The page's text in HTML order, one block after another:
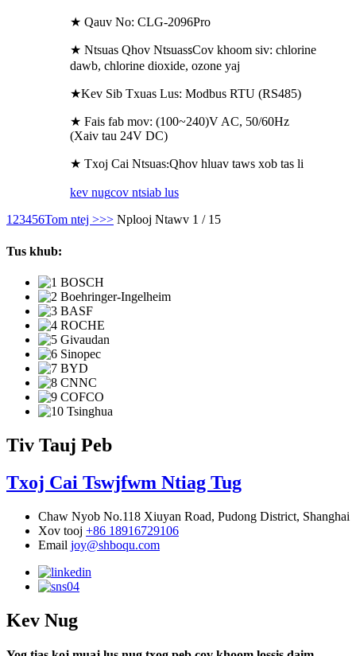
★ Qauv No: CLG-2096Pro
★ Ntsuas Qhov NtsuassCov khoom siv: chlorine
dawb, chlorine dioxide, ozone yaj
★Kev Sib Txuas Lus: Modbus RTU (RS485)
★ Fais fab mov: (100~240)V AC, 50/60Hz
(Xaiv tau 24V DC)
★ Txoj Cai Ntsuas:Qhov hluav taws xob tas li
kev nugcov ntsiab lus
123456Tom ntej >>> Nplooj Ntawv 1 / 15
Tus khub:
Tiv Tauj Peb
Txoj Cai Tswjfwm Ntiag Tug
Chaw Nyob No.118 Xiuyan Road, Pudong District, Shanghai
Xov tooj +86 18916729106
Email joy@shboqu.com
Kev Nug